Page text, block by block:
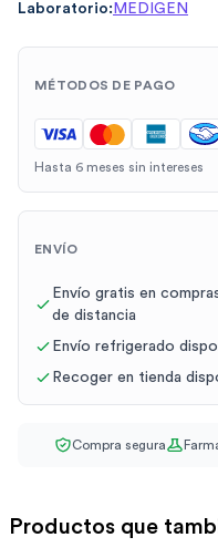
Laboratorio: MEDIGEN
MÉTODOS DE PAGO
Hasta 6 meses sin intereses
ENVÍO
Envío gratis en
de distancia
Envío refrigerado
Recoger en tienda
Compra segura
Productos que